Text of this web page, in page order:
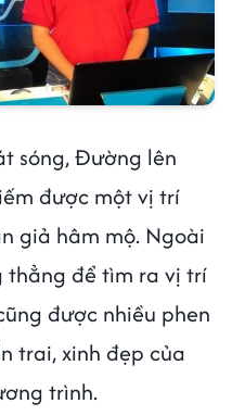
sóng, Đường lên
được một vị trí
giả hâm mộ. Ngoài
thẳng để tìm ra vị trí
được nhiều phen
trai, xinh đẹp của
trình.